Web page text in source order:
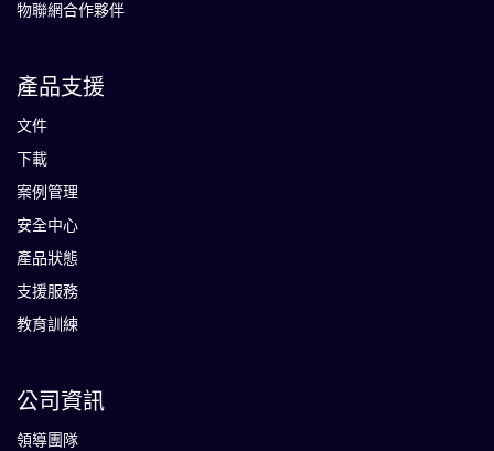
物聯網合作夥伴
產品支援
文件
下載
案例管理
安全中心
產品狀態
支援服務
教育訓練
公司資訊
領導團隊